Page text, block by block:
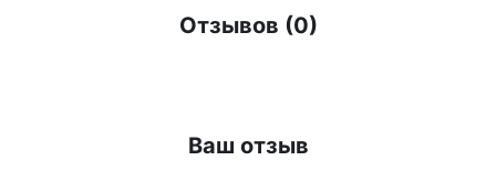
Отзывов (0)
Ваш отзыв